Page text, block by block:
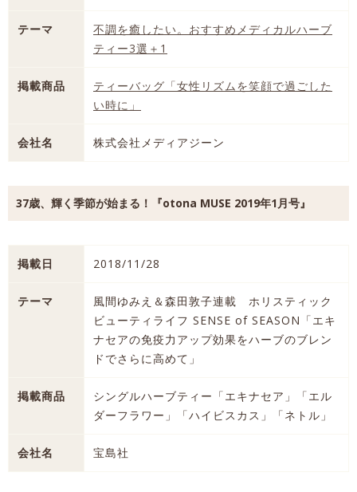
テーマ
不調を癒したい。おすすめメディカルハーブ
ティー3選＋1
掲載商品
ティーバッグ「女性リズムを笑顔で過ごした
い時に」
会社名 株式会社メディアジーン
37歳、輝く季節が始まる！『otona MUSE 2019年1月号』
掲載日 2018/11/28
テーマ
風間ゆみえ＆森田敦子連載 ホリスティック
ビューティライフ SENSE of SEASON「エキ
ナセアの免疫力アップ効果をハーブのブレン
ドでさらに高めて」
掲載商品
シングルハーブティー「エキナセア」「エル
ダーフラワー」「ハイビスカス」「ネトル」
会社名 宝島社